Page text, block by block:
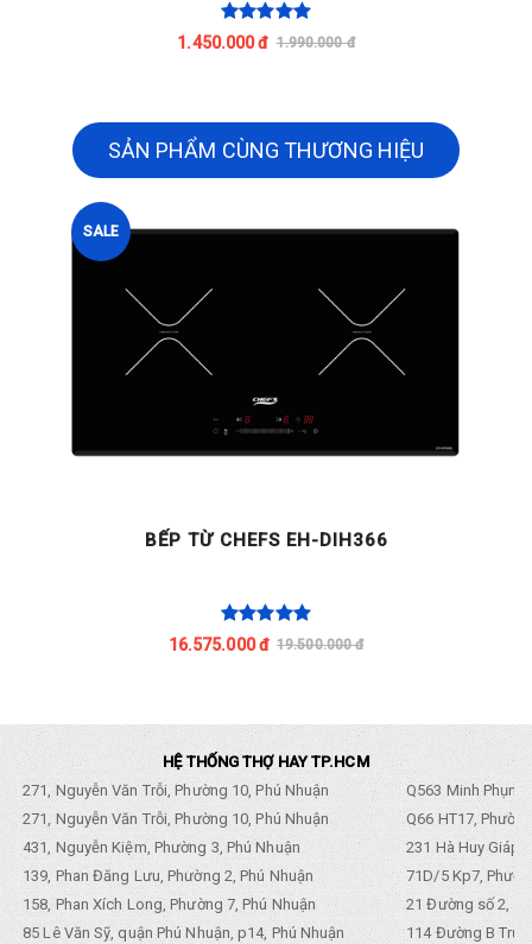
1.450.000 đ 1.990.000 đ
SẢN PHẨM CÙNG THƯƠNG HIỆU
SALE
BẾP TỪ CHEFS EH-DIH366
16.575.000 đ 19.500.000 đ
HỆ THỐNG THỢ HAY TP.HCM
271, Nguyễn Văn Trỗi, Phường 10, Phú Nhuận
Q563 Minh
271, Nguyễn Văn Trỗi, Phường 10, Phú Nhuận
Q66 HT17,
431, Nguyễn Kiệm, Phường 3, Phú Nhuận
231 Hà Huy Giáp,
139, Phan Đăng Lưu, Phường 2, Phú Nhuận
71D/5 Kp7,
158, Phan Xích Long, Phường 7, Phú Nhuận
21 Đường số 2,
85 Lê Văn Sỹ, quận Phú Nhuận, p14, Phú Nhuận
114 Đường B